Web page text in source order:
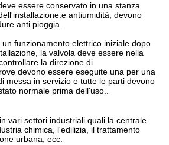
essere conservato in una stanza
antiumidità, devono
anti pioggia.
funzionamento elettrico iniziale dopo
la valvola deve essere nella
la direzione di
devono essere eseguite una per una
messa in servizio e tutte le parti devono
normale prima dell'uso..
vari settori industriali quali la centrale
chimica, l'edilizia, il trattamento
urbana, ecc.